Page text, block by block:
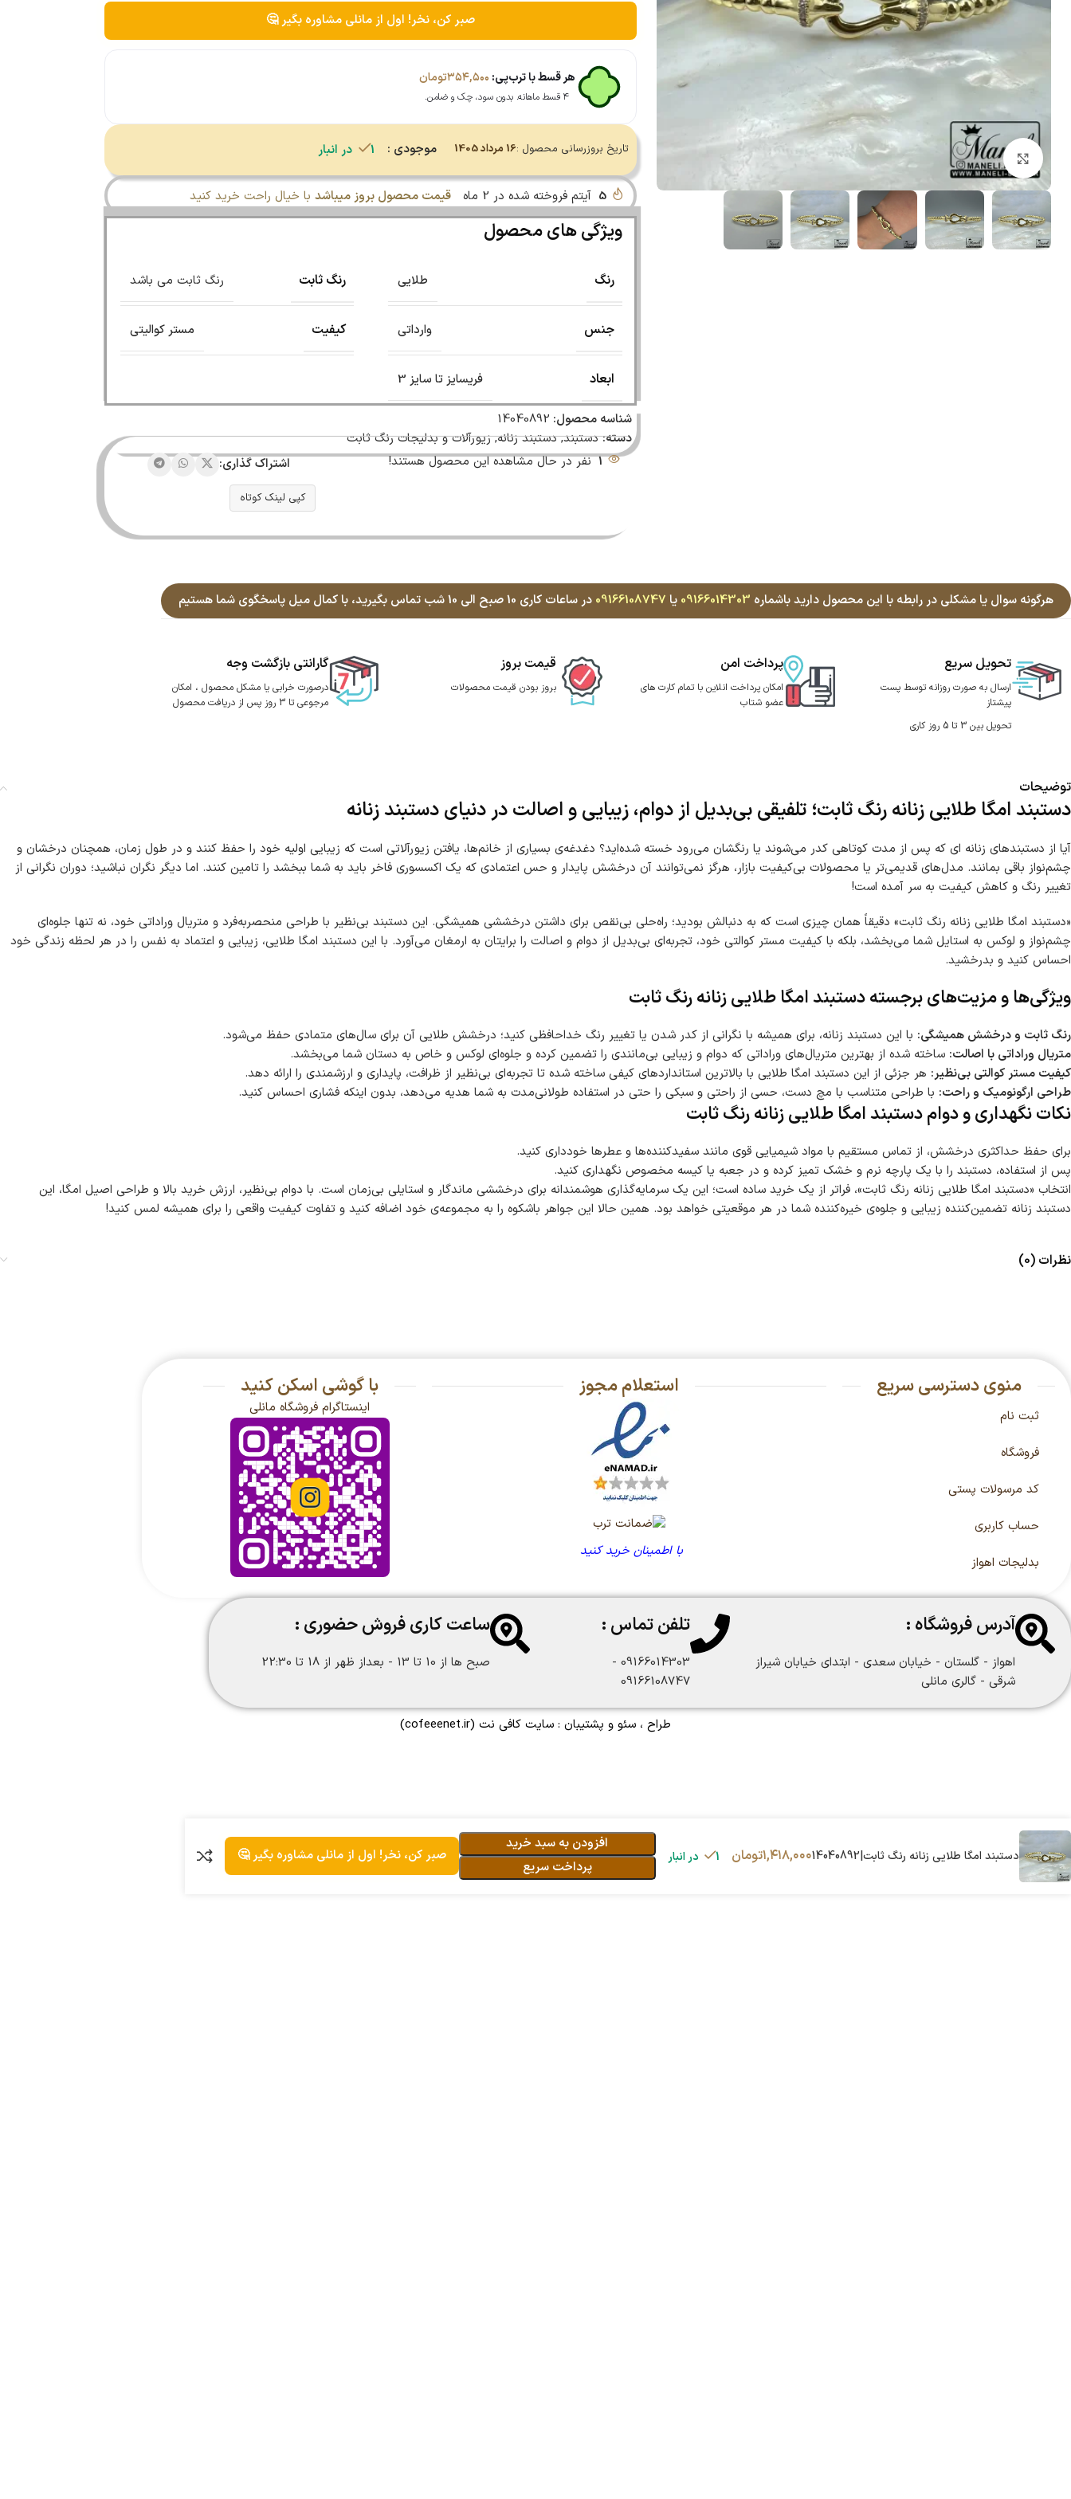
بزرگنمایی تصویر
صبر کن، نخر! اول از مانلی مشاوره بگیر 🤔
هر قسط با ترب‌پی: ۳۵۴,۵۰۰تومان
۴ قسط ماهانه. بدون سود، چک و ضامن.
16 مرداد 1405تاریخ بروزرسانی محصول : موجودی : 1 در انبار
5 آیتم فروخته شده در 2 ماه قیمت محصول بروز میباشد با خیال راحت خرید کنید
ویژگی های محصول
رنگ طلایی رنگ ثابت رنگ ثابت می باشد
جنس وارداتی کیفیت مستر کوالیتی
ابعاد فریسایز تا سایز 3
شناسه محصول: 14040892
دسته: دستبند, دستبند زنانه, زیورآلات و بدلیجات رنگ ثابت
1 نفر در حال مشاهده این محصول هستند! اشتراک گذاری:
کپی لینک کوتاه
هرگونه سوال یا مشکلی در رابطه با این محصول دارید باشماره 09166014303 یا 09166108747 در ساعات کاری 10 صبح الی 10 شب تماس بگیرید، با کمال میل پاسخگوی شما هستیم
تحویل سریع
ارسال به صورت روزانه توسط پست
پیشتاز
تحویل بین 3 تا 5 روز کاری
پرداخت امن
امکان پرداخت انلاین با تمام کارت های
عضو شتاب
قیمت بروز
بروز بودن قیمت محصولات
گارانتی بازگشت وجه
درصورت خرابی یا مشکل محصول ، امکان
مرجوعی تا 3 روز پس از دریافت محصول
توضیحات
دستبند امگا طلایی زنانه رنگ ثابت؛ تلفیقی بی‌بدیل از دوام، زیبایی و اصالت در دنیای دستبند زنانه
آیا از دستبندهای زنانه ای که پس از مدت کوتاهی کدر می‌شوند یا رنگشان می‌رود خسته شده‌اید؟ دغدغه‌ی بسیاری از خانم‌ها، یافتن زیورآلاتی است که زیبایی اولیه خود را حفظ کنند و در طول زمان، همچنان درخشان و
چشم‌نواز باقی بمانند. مدل‌های قدیمی‌تر یا محصولات بی‌کیفیت بازار، هرگز نمی‌توانند آن درخشش پایدار و حس اعتمادی که یک اکسسوری فاخر باید به شما ببخشد را تامین کنند. اما دیگر نگران نباشید؛ دوران نگرانی از
تغییر رنگ و کاهش کیفیت به سر آمده است!
«دستبند امگا طلایی زنانه رنگ ثابت» دقیقاً همان چیزی است که به دنبالش بودید؛ راه‌حلی بی‌نقص برای داشتن درخششی همیشگی. این دستبند بی‌نظیر با طراحی منحصربه‌فرد و متریال وراداتی خود، نه تنها جلوه‌ای
چشم‌نواز و لوکس به استایل شما می‌بخشد، بلکه با کیفیت مستر کوالتی خود، تجربه‌ای بی‌بدیل از دوام و اصالت را برایتان به ارمغان می‌آورد. با این دستبند امگا طلایی، زیبایی و اعتماد به نفس را در هر لحظه زندگی خود
احساس کنید و بدرخشید.
ویژگی‌ها و مزیت‌های برجسته دستبند امگا طلایی زنانه رنگ ثابت
رنگ ثابت و درخشش همیشگی: با این دستبند زنانه، برای همیشه با نگرانی از کدر شدن یا تغییر رنگ خداحافظی کنید؛ درخشش طلایی آن برای سال‌های متمادی حفظ می‌شود.
متریال وراداتی با اصالت: ساخته شده از بهترین متریال‌های وراداتی که دوام و زیبایی بی‌مانندی را تضمین کرده و جلوه‌ای لوکس و خاص به دستان شما می‌بخشد.
کیفیت مستر کوالتی بی‌نظیر: هر جزئی از این دستبند امگا طلایی با بالاترین استانداردهای کیفی ساخته شده تا تجربه‌ای بی‌نظیر از ظرافت، پایداری و ارزشمندی را ارائه دهد.
طراحی ارگونومیک و راحت: با طراحی متناسب با مچ دست، حسی از راحتی و سبکی را حتی در استفاده طولانی‌مدت به شما هدیه می‌دهد، بدون اینکه فشاری احساس کنید.
نکات نگهداری و دوام دستبند امگا طلایی زنانه رنگ ثابت
برای حفظ حداکثری درخشش، از تماس مستقیم با مواد شیمیایی قوی مانند سفیدکننده‌ها و عطرها خودداری کنید.
پس از استفاده، دستبند را با یک پارچه نرم و خشک تمیز کرده و در جعبه یا کیسه مخصوص نگهداری کنید.
انتخاب «دستبند امگا طلایی زنانه رنگ ثابت»، فراتر از یک خرید ساده است؛ این یک سرمایه‌گذاری هوشمندانه برای درخششی ماندگار و استایلی بی‌زمان است. با دوام بی‌نظیر، ارزش خرید بالا و طراحی اصیل امگا، این
دستبند زنانه تضمین‌کننده زیبایی و جلوه‌ی خیره‌کننده شما در هر موقعیتی خواهد بود. همین حالا این جواهر باشکوه را به مجموعه‌ی خود اضافه کنید و تفاوت کیفیت واقعی را برای همیشه لمس کنید!
نظرات (0)
منوی دسترسی سریع
ثبت نام
فروشگاه
کد مرسولات پستی
حساب کاربری
بدلیجات اهواز
استعلام مجوز
با اطمینان خرید کنید
با گوشی اسکن کنید
اینستاگرام فروشگاه مانلی
آدرس فروشگاه :
اهواز - گلستان - خیابان سعدی - ابتدای خیابان شیراز
شرقی - گالری مانلی
تلفن تماس :
09166014303 -
09166108747
ساعت کاری فروش حضوری :
صبح ها از 10 تا 13 - بعداز ظهر از 18 تا 22:30
طراح ، سئو و پشتیبان : سایت کافی نت (cofeeenet.ir)
دستبند امگا طلایی زنانه رنگ ثابت|14040892 ۱,۴۱۸,۰۰۰تومان 1 در انبار
افزودن به سبد خرید
پرداخت سریع
صبر کن، نخر! اول از مانلی مشاوره بگیر 🤔